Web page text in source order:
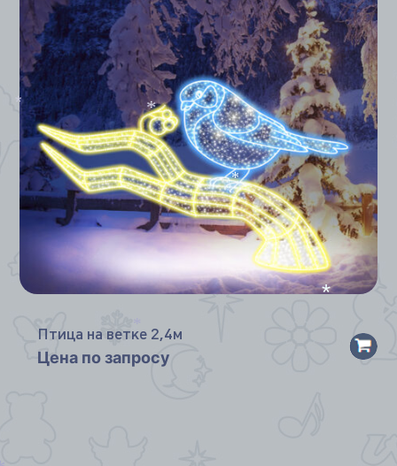
Птица на ветке 2,4м
Цена по запросу
*
*
*
*